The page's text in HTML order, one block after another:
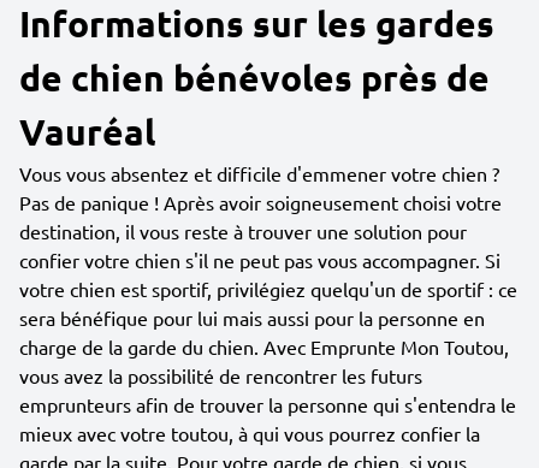
Informations sur les gardes
de chien bénévoles près de
Vauréal
Vous vous absentez et difficile d'emmener votre chien ?
Pas de panique ! Après avoir soigneusement choisi votre
destination, il vous reste à trouver une solution pour
confier votre chien s'il ne peut pas vous accompagner. Si
votre chien est sportif, privilégiez quelqu'un de sportif : ce
sera bénéfique pour lui mais aussi pour la personne en
charge de la garde du chien. Avec Emprunte Mon Toutou,
vous avez la possibilité de rencontrer les futurs
emprunteurs afin de trouver la personne qui s'entendra le
mieux avec votre toutou, à qui vous pourrez confier la
garde par la suite. Pour votre garde de chien, si vous